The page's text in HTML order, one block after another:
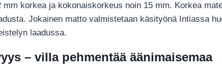
mm korkea ja kokonaiskorkeus noin 15 mm. Korkea
Jokainen matto valmistetaan käsityönä Intiassa
laadussa.
– villa pehmentää äänimaisemaa